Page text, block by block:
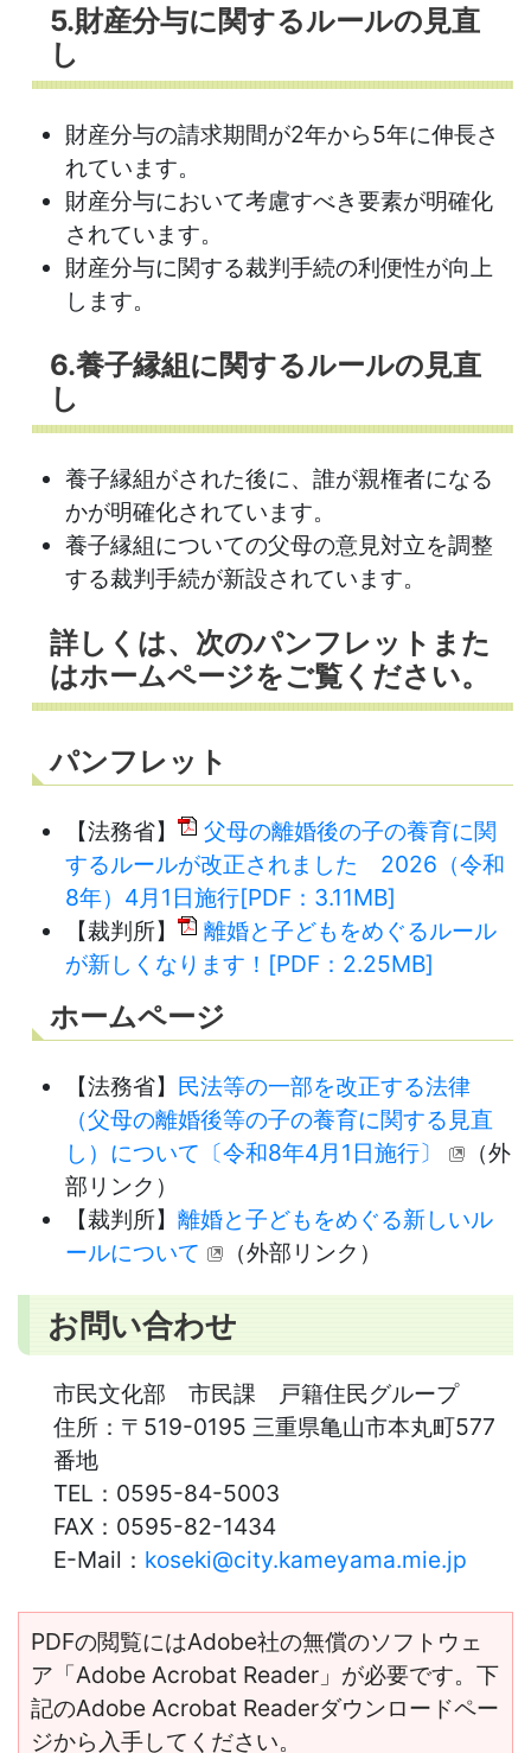
5.財産分与に関するルールの見直
し
財産分与の請求期間が2年から5年に伸長さ
れています。
財産分与において考慮すべき要素が明確化
されています。
財産分与に関する裁判手続の利便性が向上
します。
6.養子縁組に関するルールの見直
し
養子縁組がされた後に、誰が親権者になる
かが明確化されています。
養子縁組についての父母の意見対立を調整
する裁判手続が新設されています。
詳しくは、次のパンフレットまた
はホームページをご覧ください。
パンフレット
【法務省】
父母の離婚後の子の養育に関
するルールが改正されました 2026（令和
8年）4月1日施行[PDF：3.11MB]
【裁判所】
離婚と子どもをめぐるルール
が新しくなります！[PDF：2.25MB]
ホームページ
【法務省】 民法等の一部を改正する法律
（父母の離婚後等の子の養育に関する見直
し）について〔令和8年4月1日施行〕
（外
部リンク）
【裁判所】 離婚と子どもをめぐる新しいル
ールについて
（外部リンク）
お問い合わせ
市民文化部 市民課 戸籍住民グループ
住所： 〒519-0195 三重県亀山市本丸町577
番地
TEL： 0595-84-5003
FAX： 0595-82-1434
E-Mail： koseki@city.kameyama.mie.jp
PDFの閲覧にはAdobe社の無償のソフトウェ
ア「Adobe Acrobat Reader」が必要です。下
記のAdobe Acrobat Readerダウンロードペー
ジから入手してください。